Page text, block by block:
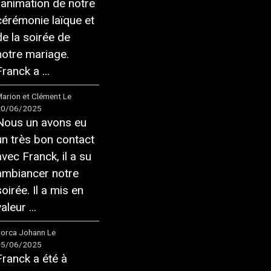
de notre
laïque et
la soirée de
mariage.
a ...
et Clément Le
06/2025
un avons eu
très bon contact
Franck, il a su
notre
Il a mis en
...
Johann Le
06/2025
a été à